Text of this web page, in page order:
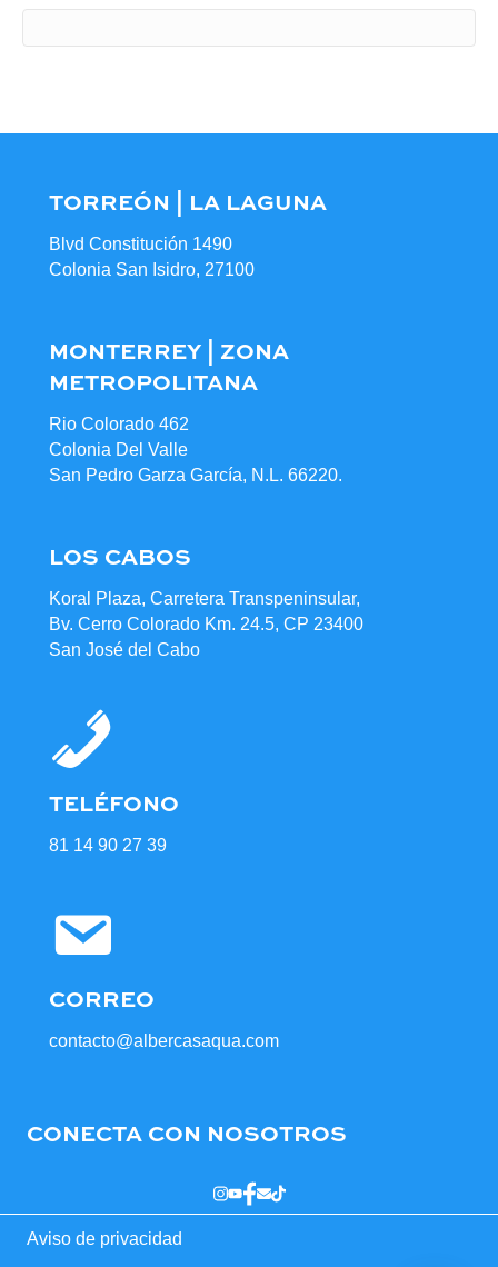
TORREÓN | LA LAGUNA
Blvd Constitución 1490
Colonia San Isidro, 27100
MONTERREY | ZONA
METROPOLITANA
Rio Colorado 462
Colonia Del Valle
San Pedro Garza García, N.L. 66220.
LOS CABOS
Koral Plaza, Carretera Transpeninsular,
Bv. Cerro Colorado Km. 24.5, CP 23400
San José del Cabo
TELÉFONO
81 14 90 27 39
CORREO
contacto@albercasaqua.com
CONECTA CON NOSOTROS
Aviso de privacidad